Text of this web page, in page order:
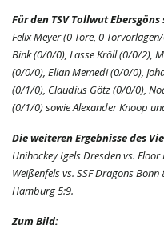
Für den TSV Tollwut
Felix Meyer (0 Tore, 0
Bink (0/0/0), Lasse Kröll (0/0/2),
(0/0/0), Elian Memedi (0/0/0),
(0/1/0), Claudius Götz (0/0/0),
(0/1/0) sowie Alexander Knoop
Die weiteren Ergebnisse des
Unihockey Igels Dresden vs.
Weißenfels vs. SSF Dragons Bonn
Hamburg 5:9.
Zum Bild: